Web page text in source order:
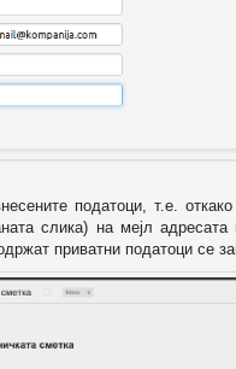
податоци, т.е.
слика) на мејл
приватни податоци се